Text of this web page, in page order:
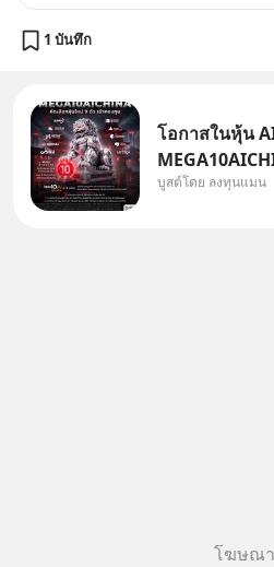
1 บันทึก
โอกาสในหุ้น
ใหม่ 9 ตัว เข้า
บูสต์โดย ลงทุนแมน
โฆษณา